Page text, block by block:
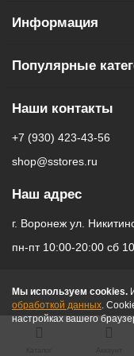
Частота кадров при
Стандарт Wi-Fi: 4
ГЛОНАСС
Процессор: Apple A18
Оперативая память: 8
Питание
Мы используем cookies.
обработкой данных.
настройках вашего
Информация
Популярные
Наши контакты
+7 (930) 423-43-56
shop@sstores.ru
Наш адрес
г. Воронеж ул.
пн-пт 10:00-20:00 сб